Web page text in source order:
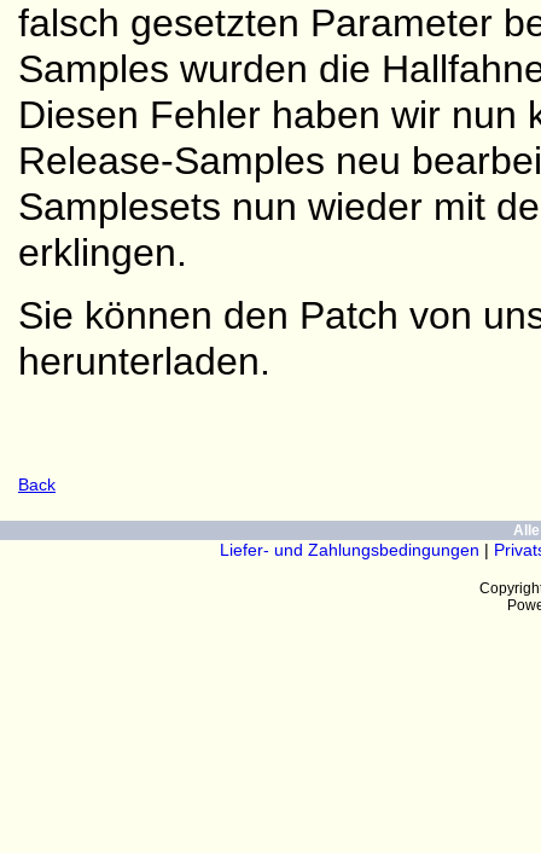
falsch gesetzten Parameter
Samples wurden die
Diesen Fehler haben wir nun
Release-Samples neu
Samplesets nun wieder mit
erklingen.
Sie können den Patch von
herunterladen.
Back
Liefer- und Zahlungsbedingungen |